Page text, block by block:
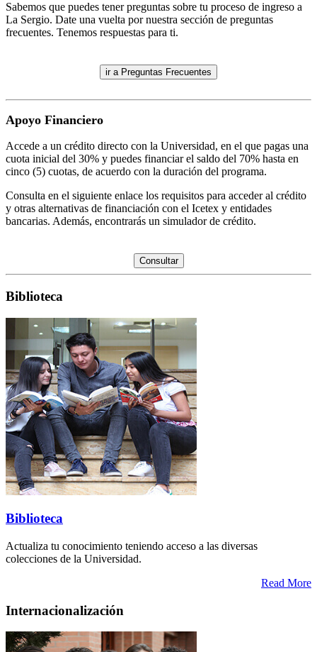
Sabemos que puedes tener preguntas sobre tu proceso de ingreso a
La Sergio. Date una vuelta por nuestra sección de preguntas
frecuentes. Tenemos respuestas para ti.
ir a Preguntas Frecuentes
Apoyo Financiero
Accede a un crédito directo con la Universidad, en el que pagas una
cuota inicial del 30% y puedes financiar el saldo del 70% hasta en
cinco (5) cuotas, de acuerdo con la duración del programa.
Consulta en el siguiente enlace los requisitos para acceder al crédito
y otras alternativas de financiación con el Icetex y entidades
bancarias. Además, encontrarás un simulador de crédito.
Consultar
Biblioteca
Biblioteca
Actualiza tu conocimiento teniendo acceso a las diversas
colecciones de la Universidad.
Read More
Internacionalización